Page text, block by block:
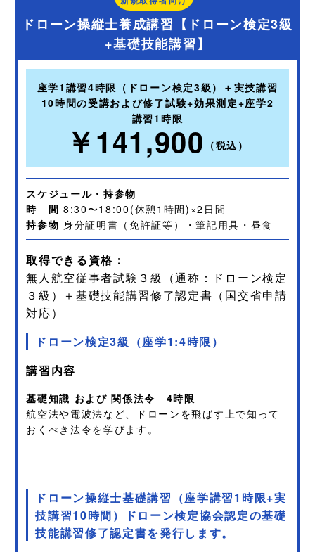
ドローン操縦士養成講習【ドローン検定3級
+基礎技能講習】
座学1講習4時限（ドローン検定3級）＋実技講習
10時間の受講および修了試験+効果測定+座学2
講習1時限
￥141,900 （税込）
スケジュール・持参物
時 間 8:30〜18:00(休憩1時間)×2日間
持参物 身分証明書（免許証等）・筆記用具・昼食
取得できる資格：
無人航空従事者試験３級（通称：ドローン検定
３級）＋基礎技能講習修了認定書（国交省申請
対応）
ドローン検定3級（座学1:4時限）
講習内容
基礎知識 および 関係法令 4時限
航空法や電波法など、ドローンを飛ばす上で知って
おくべき法令を学びます。
ドローン操縦士基礎講習（座学講習1時限+実
技講習10時間）
ドローン検定協会認定の基礎
技能講習修了認定書を発行します。